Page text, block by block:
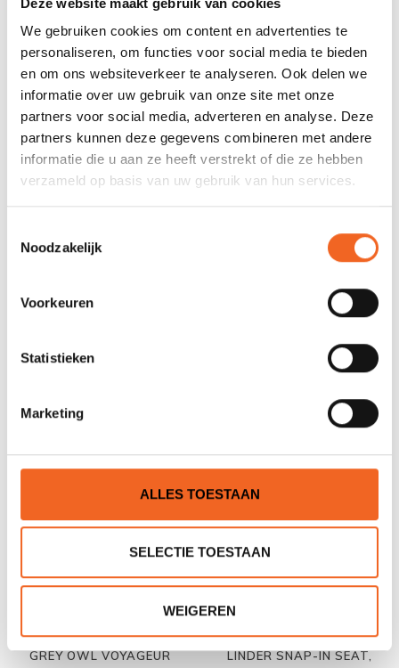
We gebruiken cookies om content en advertenties te
personaliseren, om functies voor social media te bieden
en om ons websiteverkeer te analyseren. Ook delen we
informatie over uw gebruik van onze site met onze
partners voor social media, adverteren en analyse. Deze
partners kunnen deze gegevens combineren met andere
informatie die u aan ze heeft verstrekt of die ze hebben
verzameld op basis van uw gebruik van hun services.
Noodzakelijk
Voorkeuren
Statistieken
Marketing
ALLES TOESTAAN
SELECTIE TOESTAAN
WEIGEREN
Lengte: 525 cm
Breedte:
Gewicht: 38 kg
Capaciteit: 400 kg
REVIEWS
GERELATEERDE PRODUCTEN
GREY OWL VOYAGEUR
LINDER SNAP-IN SEAT,